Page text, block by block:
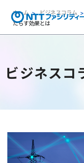
ホーム ビジネスコラム
たらす効果とは
ビジネスコ